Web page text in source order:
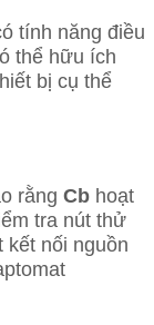
tính năng điều
thể hữu ích
bị cụ thể
rằng Cb hoạt
tra nút thử
kết nối nguồn